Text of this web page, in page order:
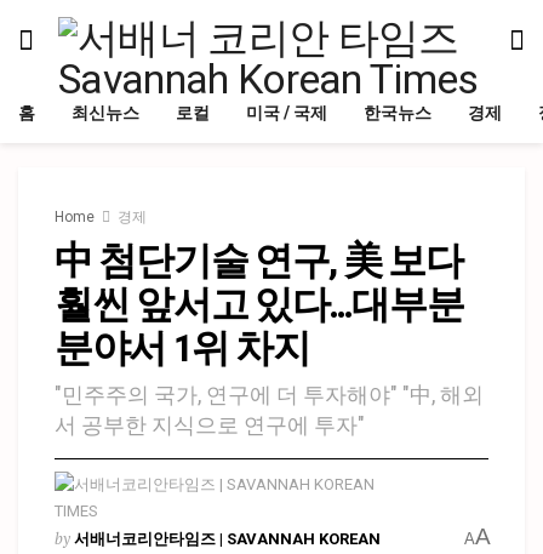
홈 최신뉴스 로컬 미국 / 국제 한국뉴스 경제
Home 경제
中 첨단기술 연구, 美 보다
훨씬 앞서고 있다…대부분
분야서 1위 차지
"민주주의 국가, 연구에 더 투자해야" "中, 해외
서 공부한 지식으로 연구에 투자"
by 서배너코리안타임즈 | SAVANNAH KOREAN
AA